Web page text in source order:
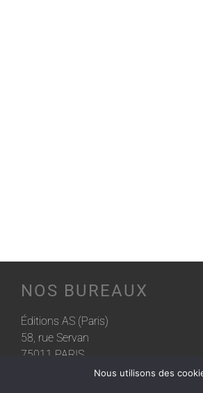
NOS BUREAUX
Éditions AS (Paris)
58, rue Servan
75011 PARIS
Nous utilisons des